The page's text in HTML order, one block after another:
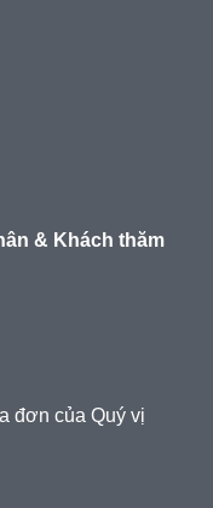
& Khách thăm
đơn của Quý vị